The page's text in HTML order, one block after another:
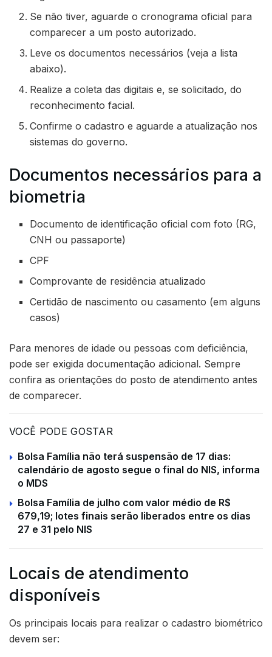
Se não tiver, aguarde o cronograma oficial para
comparecer a um posto autorizado.
Leve os documentos necessários (veja a lista
abaixo).
Realize a coleta das digitais e, se solicitado, do
reconhecimento facial.
Confirme o cadastro e aguarde a atualização nos
sistemas do governo.
Documentos necessários para a
biometria
Documento de identificação oficial com foto (RG,
CNH ou passaporte)
CPF
Comprovante de residência atualizado
Certidão de nascimento ou casamento (em alguns
casos)
Para menores de idade ou pessoas com deficiência,
pode ser exigida documentação adicional. Sempre
confira as orientações do posto de atendimento antes
de comparecer.
VOCÊ PODE GOSTAR
Bolsa Família não terá suspensão de 17 dias:
calendário de agosto segue o final do NIS, informa
o MDS
Bolsa Família de julho com valor médio de R$
679,19; lotes finais serão liberados entre os dias
27 e 31 pelo NIS
Locais de atendimento
disponíveis
Os principais locais para realizar o cadastro biométrico
devem ser: